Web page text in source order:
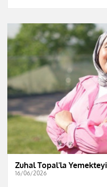
Zuhal Topal'la
16/06/2026